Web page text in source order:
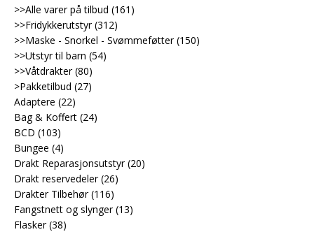
>>Alle varer på tilbud (161)
>>Fridykkerutstyr (312)
>>Maske - Snorkel - Svømmeføtter (150)
>>Utstyr til barn (54)
>>Våtdrakter (80)
>Pakketilbud (27)
Adaptere (22)
Bag & Koffert (24)
BCD (103)
Bungee (4)
Drakt Reparasjonsutstyr (20)
Drakt reservedeler (26)
Drakter Tilbehør (116)
Fangstnett og slynger (13)
Flasker (38)